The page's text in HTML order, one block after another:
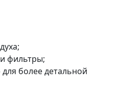
фильтры;
более детальной